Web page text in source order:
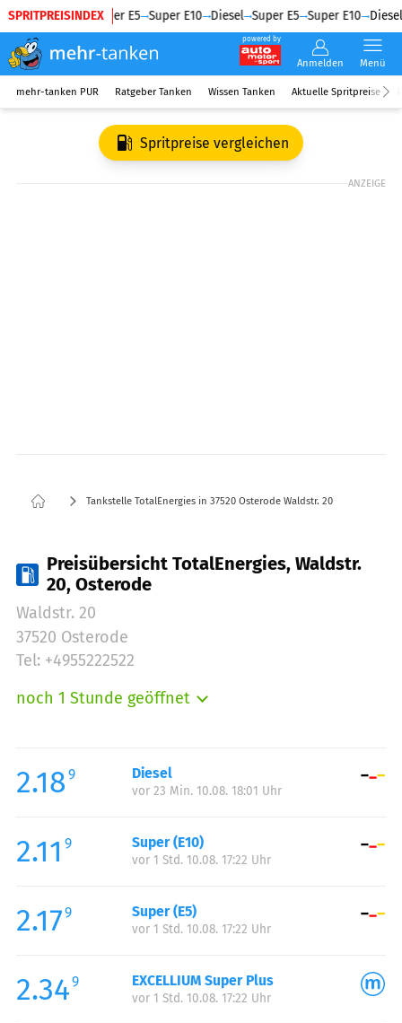
SPRITPREISINDEX
Diesel Super E5 Super E10 Diesel Super E5 Super E10 Diesel
powered by
Anmelden Menü
mehr-tanken PUR Ratgeber Tanken Wissen Tanken Aktuelle Spritpreise
Spritpreise vergleichen
ANZEIGE
Tankstelle TotalEnergies in 37520 Osterode Waldstr. 20
Preisübersicht TotalEnergies, Waldstr.
20, Osterode
Waldstr. 20
37520 Osterode
Tel: +4955222522
noch 1 Stunde geöffnet
Mittwoch:
06:00-22:00
Donnerstag:
Samstag:
07:00-22:00
Sonntag:
2.18 9 Diesel
vor 23 Min. 10.08. 18:01 Uhr
2.11 9 Super (E10)
vor 1 Std. 10.08. 17:22 Uhr
2.179 Super (E5)
vor 1 Std. 10.08. 17:22 Uhr
2.349 EXCELLIUM Super Plus
vor 1 Std. 10.08. 17:22 Uhr